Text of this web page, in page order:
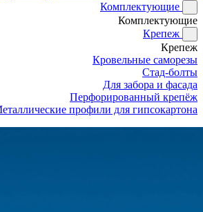
Комплектующие
Комплектующие
Крепеж
Крепеж
Кровельные саморезы
Стад-болты
Для забора и фасада
Перфорированный крепёж
профили для гипсокартона